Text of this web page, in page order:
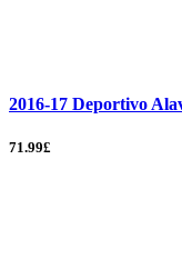
2016-17 Deportivo
71.99£